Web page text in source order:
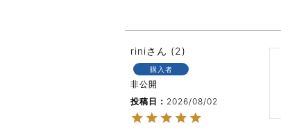
rini 2
購入者
非公開
投稿日
2026/08/02